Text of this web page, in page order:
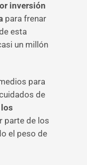
inversión
para frenar
esta
un millón
para
de
parte de los
el peso de